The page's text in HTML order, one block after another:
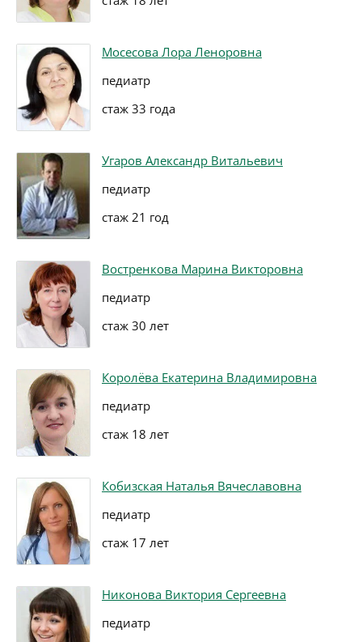
Мосесова Лора Леноровна
педиатр
стаж 33 года
Угаров Александр Витальевич
педиатр
стаж 21 год
Востренкова Марина Викторовна
педиатр
стаж 30 лет
Королёва Екатерина Владимировна
педиатр
стаж 18 лет
Кобизская Наталья Вячеславовна
педиатр
стаж 17 лет
Никонова Виктория Сергеевна
педиатр